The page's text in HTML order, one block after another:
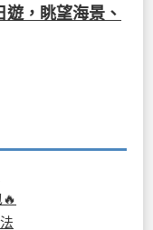
，眺望海景、